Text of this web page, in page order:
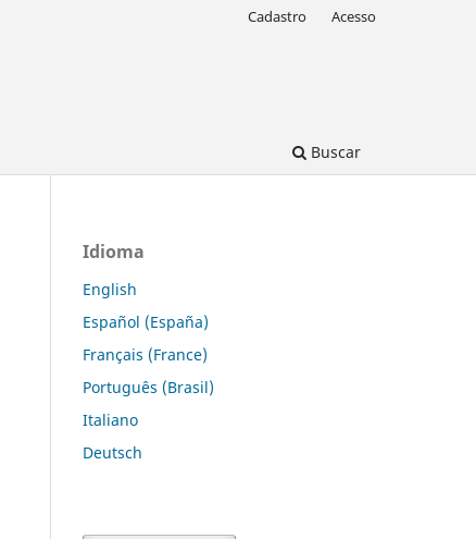
Buscar
Cadastro Acesso
Idioma
English
Español (España)
Français (France)
Português (Brasil)
Italiano
Deutsch